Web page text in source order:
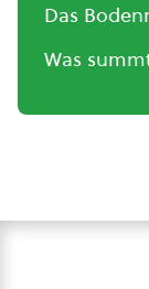
Das
Was